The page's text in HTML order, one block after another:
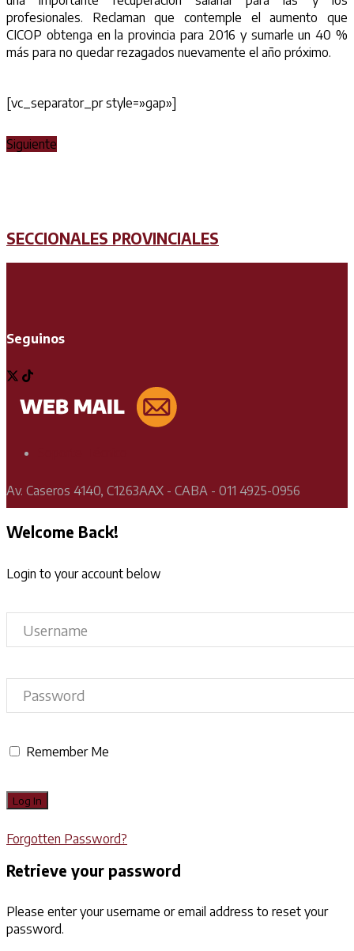
profesionales. Reclaman que contemple el aumento que
CICOP obtenga en la provincia para 2016 y sumarle un 40 %
más para no quedar rezagados nuevamente el año próximo.
[vc_separator_pr style=»gap»]
Siguiente
SECCIONALES PROVINCIALES
Seguinos
Av. Caseros 4140, C1263AAX - CABA - 011 4925-0956
Welcome Back!
Login to your account below
Remember Me
Forgotten Password?
Retrieve your password
Please enter your username or email address to reset your
password.